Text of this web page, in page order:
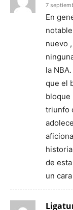
7
En
nuevo
la
que el
bloque
triunfo
de
un